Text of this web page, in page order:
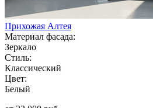
Прихожая Алтея
Материал фасада:
Зеркало
Стиль:
Классический
Цвет:
Белый